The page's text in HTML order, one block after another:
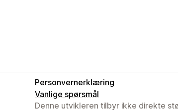
Personvernerklæring
Vanlige spørsmål
Denne utvikleren tilbyr ikke direkte